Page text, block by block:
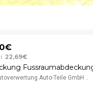
22,69€
Auto-Teile GmbH ..